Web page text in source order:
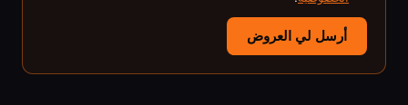
أرسل لي العروض